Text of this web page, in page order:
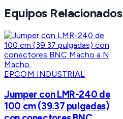
Equipos Relacionados
EPCOM INDUSTRIAL
Jumper con LMR-240 de
100 cm (39.37 pulgadas)